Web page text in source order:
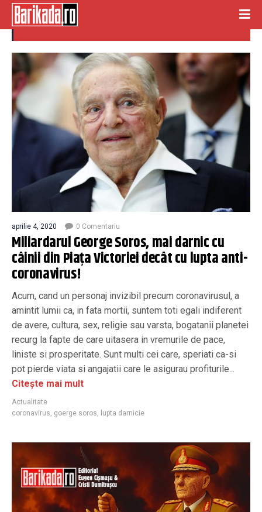
lupta darnicie
aprilie 4, 2020 0 Comentariu
Miliardarul George Soros, mai darnic cu
câinii din Piața Victoriei decât cu lupta anti-
coronavirus!
Acum, cand un personaj invizibil precum coronavirusul, a
amintit lumii ca, in fata mortii, suntem toti egali indiferent
de avere, cultura, sex, religie sau varsta, bogatanii planetei
recurg la fapte de care uitasera in vremurile de pace,
liniste si prosperitate. Sunt multi cei care, speriati ca-si
pot pierde viata si angajatii care le asigurau profiturile...
Citește mai mult
Actualitate
coronavirus, goerge soros, lupta darnicie